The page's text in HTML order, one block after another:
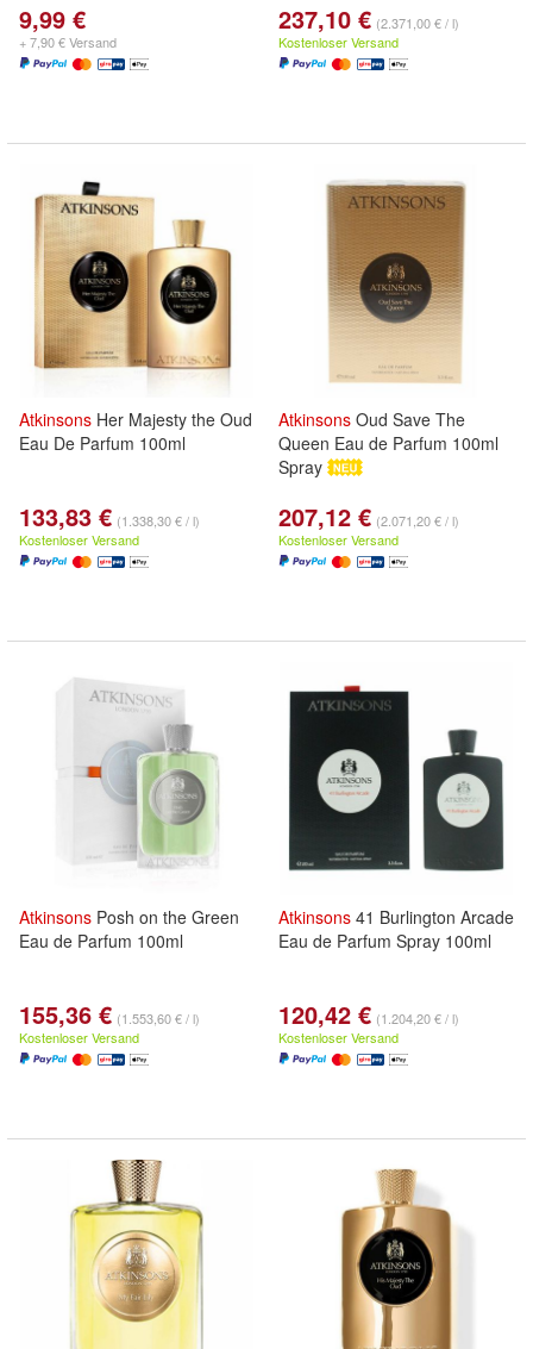
9,99 €
+ 7,90 € Versand
237,10 € (2.371,00 € / l)
Kostenloser Versand
Atkinsons Her Majesty the Oud
Eau De Parfum 100ml
133,83 € (1.338,30 € / l)
Kostenloser Versand
Atkinsons Oud Save The
Queen Eau de Parfum 100ml
Spray
207,12 € (2.071,20 € / l)
Kostenloser Versand
Atkinsons Posh on the Green
Eau de Parfum 100ml
155,36 € (1.553,60 € / l)
Kostenloser Versand
Atkinsons 41 Burlington Arcade
Eau de Parfum Spray 100ml
120,42 € (1.204,20 € / l)
Kostenloser Versand